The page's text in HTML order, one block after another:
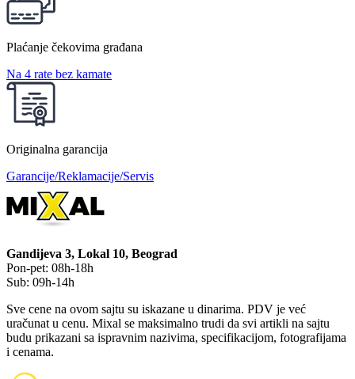
Plaćanje čekovima građana
Na 4 rate bez kamate
Originalna garancija
Garancije/Reklamacije/Servis
Gandijeva 3, Lokal 10, Beograd
Pon-pet: 08h-18h
Sub: 09h-14h
Sve cene na ovom sajtu su iskazane u dinarima. PDV je već
uračunat u cenu. Mixal se maksimalno trudi da svi artikli na sajtu
budu prikazani sa ispravnim nazivima, specifikacijom, fotografijama
i cenama.